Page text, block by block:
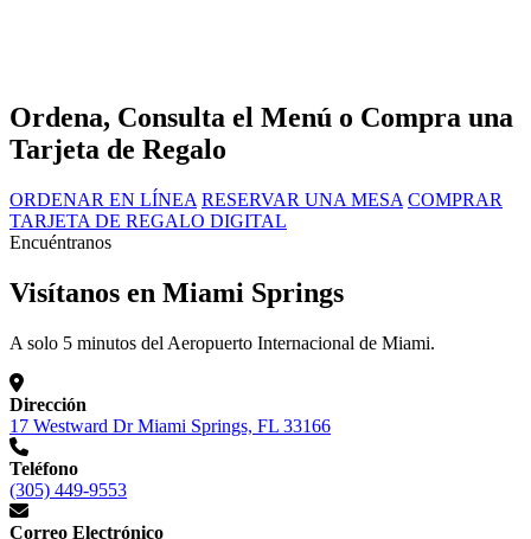
Ordena, Consulta el Menú o Compra una
Tarjeta de Regalo
ORDENAR EN LÍNEA RESERVAR UNA MESA COMPRAR
TARJETA DE REGALO DIGITAL
Encuéntranos
Visítanos en Miami Springs
A solo 5 minutos del Aeropuerto Internacional de Miami.
Dirección
17 Westward Dr Miami Springs, FL 33166
Teléfono
(305) 449-9553
Correo Electrónico